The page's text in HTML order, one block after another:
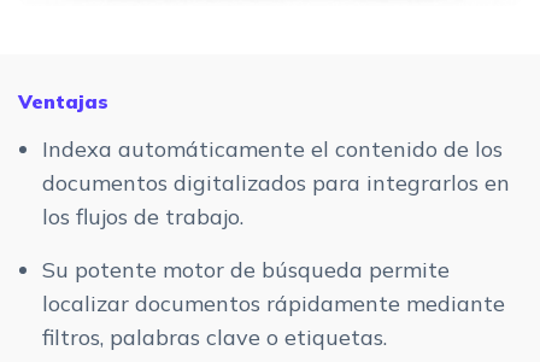
Ventajas
Indexa automáticamente el contenido de los
documentos digitalizados para integrarlos en
los flujos de trabajo.
Su potente motor de búsqueda permite
localizar documentos rápidamente mediante
filtros, palabras clave o etiquetas.